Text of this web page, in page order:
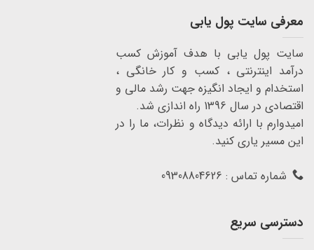
معرفی سایت پول یابی
سایت پول یابی با هدف آموزش کسب
درآمد اینترنتی ، کسب و کار خانگی ،
استخدام و ایجاد انگیزه جهت رشد مالی و
اقتصادی در سال 1396 راه اندازی شد.
امیدوارم با ارائه دیدگاه و نظرات، ما را در
این مسیر یاری کنید.
شماره تماس : 09308804626
دسترسی سریع